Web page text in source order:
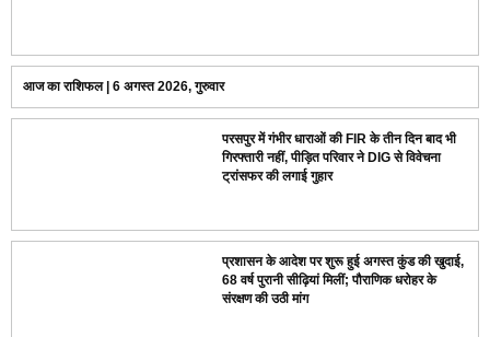
आज का राशिफल | 6 अगस्त 2026, गुरुवार
परसपुर में गंभीर धाराओं की FIR के तीन दिन बाद भी
गिरफ्तारी नहीं, पीड़ित परिवार ने DIG से विवेचना
ट्रांसफर की लगाई गुहार
प्रशासन के आदेश पर शुरू हुई अगस्त कुंड की खुदाई,
68 वर्ष पुरानी सीढ़ियां मिलीं; पौराणिक धरोहर के
संरक्षण की उठी मांग